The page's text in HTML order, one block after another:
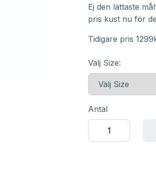
Ej den lättaste
pris kust nu för
Tidigare pris
Välj Size:
Antal